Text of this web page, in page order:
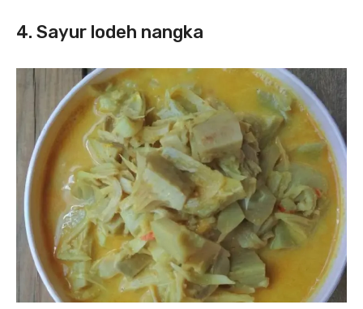
4. Sayur lodeh nangka